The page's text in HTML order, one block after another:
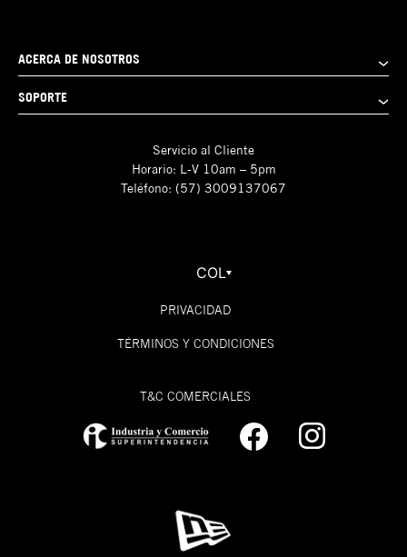
ACERCA DE NOSOTROS
SOPORTE
Servicio al Cliente
Horario: L-V 10am – 5pm
Teléfono: (57) 3009137067
COL
PRIVACIDAD
TÉRMINOS Y CONDICIONES
T&C COMERCIALES